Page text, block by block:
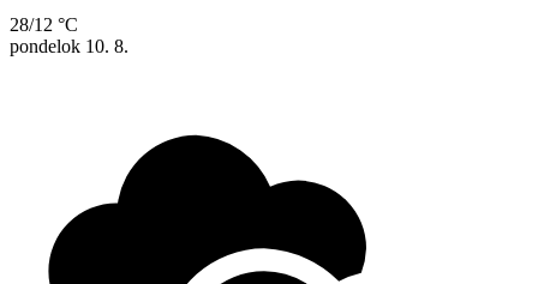
28/12 °C
pondelok 10. 8.